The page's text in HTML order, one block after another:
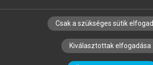
SZERZŐKNEK CÉGEKNEK
SZERKESZTÉSI ÉS LEKTORÁLÁSI
Csak a szükséges sütik
Kiválasztottak elfogadása